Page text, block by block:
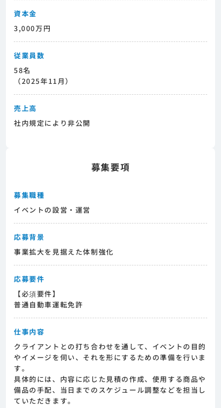
資本金
3,000万円
従業員数
58名
（2025年11月）
売上高
社内規定により非公開
募集要項
募集職種
イベントの設営・運営
応募背景
事業拡大を見据えた体制強化
応募要件
【必須要件】
普通自動車運転免許
仕事内容
クライアントとの打ち合わせを通して、イベントの目的
やイメージを伺い、それを形にするための準備を行いま
す。
具体的には、内容に応じた見積の作成、使用する商品や
備品の手配、当日までのスケジュール調整などを担当し
ていただきます。